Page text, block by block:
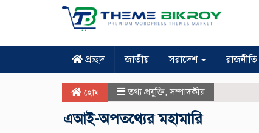
প্রচ্ছদ জাতীয় সরাদেশ রাজনীতি
হোম তথ্য প্রযুক্তি,সম্পাদকীয়
এআই-অপতথ্যের মহামারি